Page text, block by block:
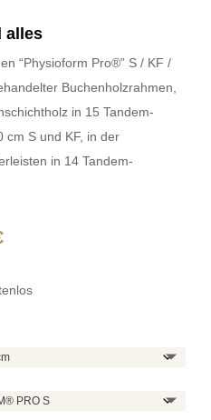
alles
“Physioform Pro®” S / KF /
Buchenholzrahmen,
in 15 Tandem-
cm S und KF, in der
in 14 Tandem-
Aktueller
ist: